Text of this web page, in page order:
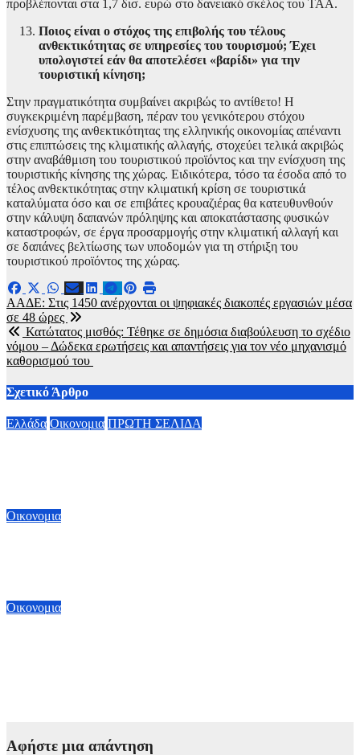
προβλέπονται στα 1,7 δισ. ευρώ στο δανειακό σκέλος του ΤΑΑ.
Ποιος είναι ο στόχος της επιβολής του τέλους
ανθεκτικότητας σε υπηρεσίες του τουρισμού; Έχει
υπολογιστεί εάν θα αποτελέσει «βαρίδι» για την
τουριστική κίνηση;
Στην πραγματικότητα συμβαίνει ακριβώς το αντίθετο! Η
συγκεκριμένη παρέμβαση, πέραν του γενικότερου στόχου
ενίσχυσης της ανθεκτικότητας της ελληνικής οικονομίας απέναντι
στις επιπτώσεις της κλιματικής αλλαγής, στοχεύει τελικά ακριβώς
στην αναβάθμιση του τουριστικού προϊόντος και την ενίσχυση της
τουριστικής κίνησης της χώρας. Ειδικότερα, τόσο τα έσοδα από το
τέλος ανθεκτικότητας στην κλιματική κρίση σε τουριστικά
καταλύματα όσο και σε επιβάτες κρουαζιέρας θα κατευθυνθούν
στην κάλυψη δαπανών πρόληψης και αποκατάστασης φυσικών
καταστροφών, σε έργα προσαρμογής στην κλιματική αλλαγή και
σε δαπάνες βελτίωσης των υποδομών για τη στήριξη του
τουριστικού προϊόντος της χώρας.
Πλοήγηση
άρθρων
ΑΑΔΕ: Στις 1450 ανέρχονται οι ψηφιακές διακοπές εργασιών μέσα
σε 48 ώρες
Κατώτατος μισθός: Τέθηκε σε δημόσια διαβούλευση το σχέδιο
νόμου – Δώδεκα ερωτήσεις και απαντήσεις για τον νέο μηχανισμό
καθορισμού του
Σχετικό Άρθρο
Ελλάδα Οικονομια ΠΡΩΤΗ ΣΕΛΙΔΑ
Οικονομια
Οικονομια
Αφήστε μια απάντηση